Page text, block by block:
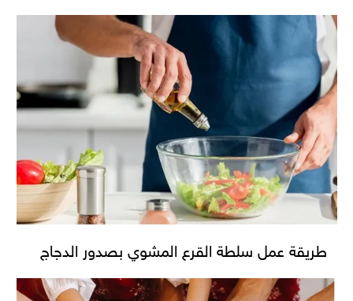
طريقة عمل سلطة القرع المشوي بصدور الدجاج